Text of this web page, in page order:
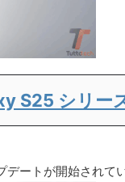
S25 シリー
デートが開始され